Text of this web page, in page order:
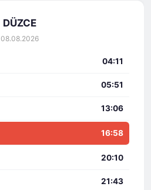
DÜZCE
08.08.2026
04:11
05:51
13:06
16:58
20:10
21:43